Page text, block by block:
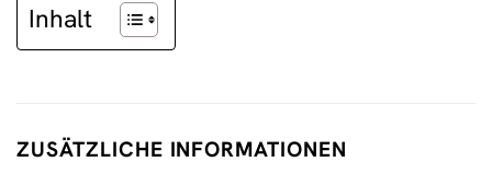
Inhalt
ZUSÄTZLICHE INFORMATIONEN